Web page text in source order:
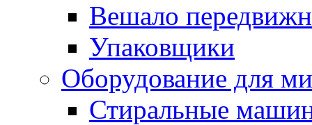
Вешало
Упаковщики
Оборудование для
Стиральные